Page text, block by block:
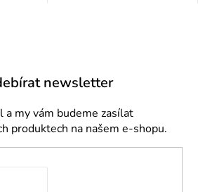
newsletter
my vám budeme zasílat
produktech na našem e-shopu.